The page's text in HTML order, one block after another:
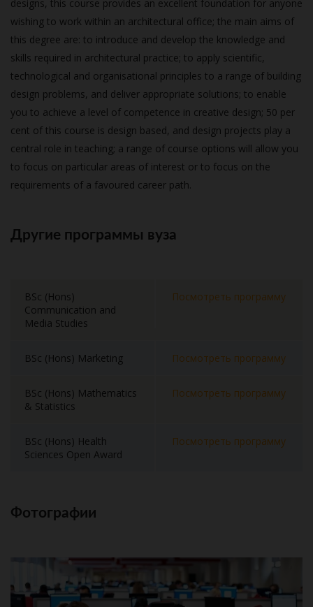
designs, this course provides an excellent foundation for anyone
wishing to work within an architectural office; the main aims of
this degree are: to introduce and develop the knowledge and
skills required in architectural practice; to apply scientific,
technological and organisational principles to a range of building
design problems, and deliver appropriate solutions; to enable
you to achieve a level of competence in creative design; 50 per
cent of this course is design based, and design projects play a
central role in teaching; a range of course options will allow you
to focus on particular areas of interest or to focus on the
requirements of a favoured career path.
Другие программы вуза
BSc (Hons)
Communication and
Media Studies
Посмотреть программу
BSc (Hons) Marketing Посмотреть программу
BSc (Hons) Mathematics
& Statistics
Посмотреть программу
BSc (Hons) Health
Sciences Open Award
Посмотреть программу
Фотографии